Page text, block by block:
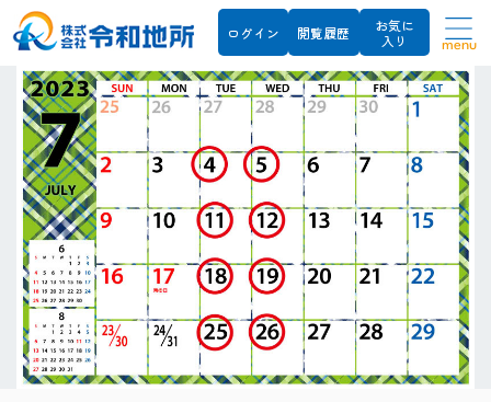
ログイン 閲覧履歴
お気に
入り
menu